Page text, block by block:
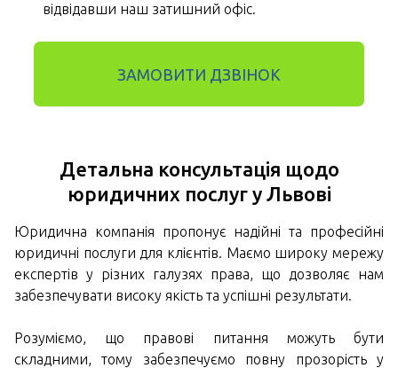
відвідавши наш затишний офіс.
ЗАМОВИТИ ДЗВІНОК
Детальна консультація щодо
юридичних послуг у Львові
Юридична компанія пропонує надійні та професійні
юридичні послуги для клієнтів. Маємо широку мережу
експертів у різних галузях права, що дозволяє нам
забезпечувати високу якість та успішні результати.
Розуміємо, що правові питання можуть бути
складними, тому забезпечуємо повну прозорість у